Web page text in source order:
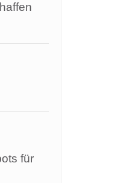
für